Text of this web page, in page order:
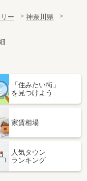
ー
神奈川県
「住みたい街」
を見つけよう
家賃相場
人気タウン
ランキング